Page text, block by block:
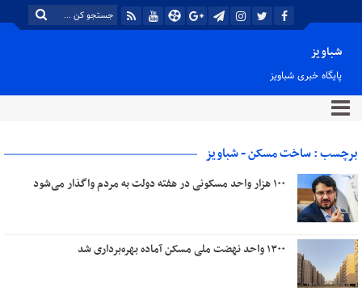
شباویز
پایگاه خبری شباویز
برچسب : ساخت مسکن - شباویز
۱۰۰ هزار واحد مسکونی در هفته دولت به مردم واگذار می‌شود
۱۳۰۰ واحد نهضت ملی مسکن آماده بهره‌برداری شد